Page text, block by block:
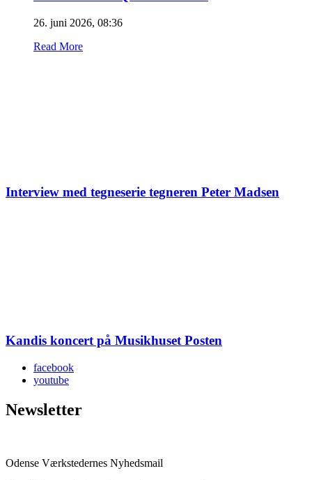
26. juni 2026, 08:36
Read More
Interview med tegneserie tegneren Peter Madsen
Kandis koncert på Musikhuset Posten
facebook
youtube
Newsletter
Odense Værkstedernes Nyhedsmail